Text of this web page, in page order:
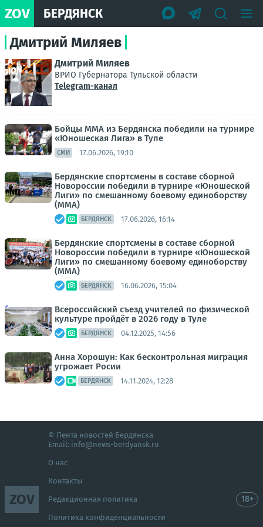
ZOV БЕРДЯНСК
Дмитрий Миляев
Дмитрий Миляев
ВРИО Губернатора Тульской области
Telegram-канал
Бойцы ММА из Бердянска победили на турнире
«Юношеская Лига» в Туле
СМИ 17.06.2026, 19:10
Бердянские спортсмены в составе сборной
Новороссии победили в турнире «Юношеской
Лиги» по смешанному боевому единоборству
(ММА)
БЕРДЯНСК 17.06.2026, 16:14
Бердянские спортсмены в составе сборной
Новороссии победили в турнире «Юношеской
Лиги» по смешанному боевому единоборству
(ММА)
БЕРДЯНСК 16.06.2026, 15:04
Всероссийский съезд учителей по физической
культуре пройдёт в 2026 году в Туле
БЕРДЯНСК 04.12.2025, 14:56
Анна Хорошун: Как бесконтрольная миграция
угрожает Росии
БЕРДЯНСК 14.11.2024, 12:28
ZOV
© Лента новостей Бердянска
Email: info@news-berdyansk.ru
О нас
Контакты
Редакционная политика
Политика конфиденциальности
18+